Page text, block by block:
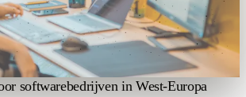
softwarebedrijven in West-Europa